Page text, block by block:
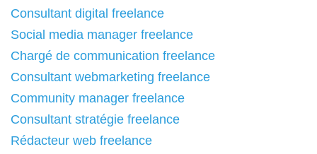
Consultant digital freelance
Social media manager freelance
Chargé de communication freelance
Consultant webmarketing freelance
Community manager freelance
Consultant stratégie freelance
Rédacteur web freelance